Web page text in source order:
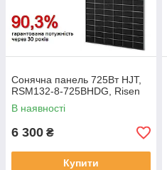
Сонячна панель 725Вт HJT,
RSM132-8-725BHDG, Risen
В наявності
6 300 ₴
Купити